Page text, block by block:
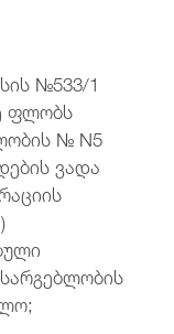
№533/1
ფლობს
№ N5
ვადა